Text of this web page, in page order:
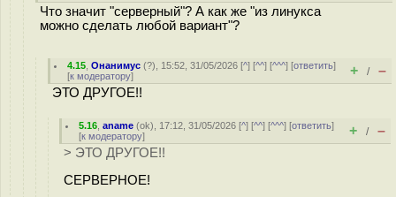
Что значит "серверный"? А как же "из линукса
можно сделать любой вариант"?
4.15 ,Онанимус (?), 15:52, 31/05/2026 [^] [^^] [^^^] [ответить]
[к модератору] + / –
ЭТО ДРУГОЕ!!
5.16 ,aname (ok), 17:12, 31/05/2026 [^] [^^] [^^^] [ответить]
[к модератору] + / –
> ЭТО ДРУГОЕ!!
СЕРВЕРНОЕ!